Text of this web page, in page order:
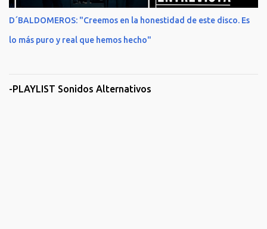
D´BALDOMEROS: "Creemos en la honestidad de este disco. Es
lo más puro y real que hemos hecho"
-PLAYLIST Sonidos Alternativos